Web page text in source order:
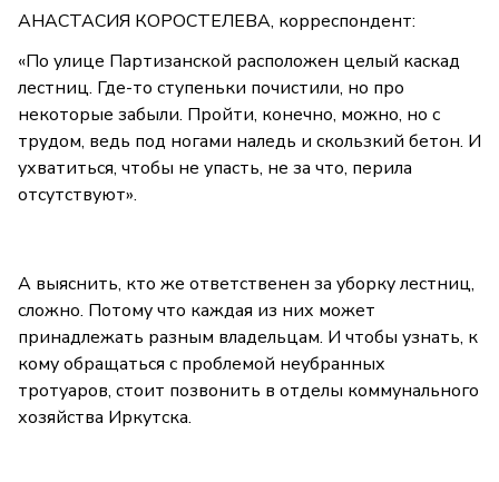
АНАСТАСИЯ КОРОСТЕЛЕВА, корреспондент:
«По улице Партизанской расположен целый каскад
лестниц. Где-то ступеньки почистили, но про
некоторые забыли. Пройти, конечно, можно, но с
трудом, ведь под ногами наледь и скользкий бетон. И
ухватиться, чтобы не упасть, не за что, перила
отсутствуют».
А выяснить, кто же ответственен за уборку лестниц,
сложно. Потому что каждая из них может
принадлежать разным владельцам. И чтобы узнать, к
кому обращаться с проблемой неубранных
тротуаров, стоит позвонить в отделы коммунального
хозяйства Иркутска.